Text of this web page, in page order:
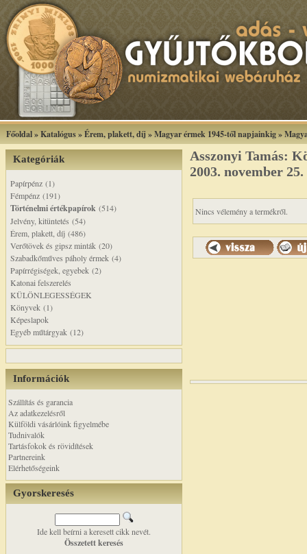
Főoldal»Katalógus»Érem, plakett, díj »Magyar érmek 1945-től napjainkig»
Kategóriák
Papírpénz (1)
Fémpénz (191)
Történelmi értékpapírok (514)
Jelvény, kitüntetés (54)
Érem, plakett, díj (486)
Verőtövek és gipsz minták (20)
Szabadkőműves páholy érmek (4)
Papírrégiségek, egyebek (2)
Katonai felszerelés
KÜLÖNLEGESSÉGEK
Könyvek (1)
Képeslapok
Egyéb műtárgyak (12)
Információk
Szállítás és garancia
Az adatkezelésről
Külföldi vásárlóink figyelmébe
Tudnivalók
Tartásfokok és rövidítések
Partnereink
Elérhetőségeink
Gyorskeresés
Ide kell beírni a keresett cikk nevét.
Összetett keresés
Asszonyi Tamás:
2003. november 25.
Nincs vélemény a termékről.